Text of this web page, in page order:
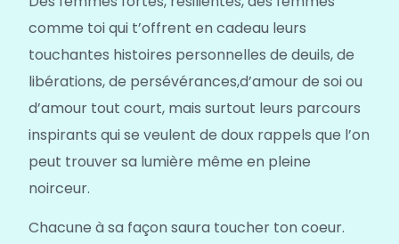
comme toi qui t’offrent en cadeau leurs
touchantes histoires personnelles de deuils, de
libérations, de persévérances,d’amour de soi ou
d’amour tout court, mais surtout leurs parcours
inspirants qui se veulent de doux rappels que l’on
peut trouver sa lumière même en pleine
noirceur.
Chacune à sa façon saura toucher ton coeur.